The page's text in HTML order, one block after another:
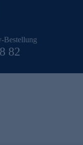
Bestellung
82